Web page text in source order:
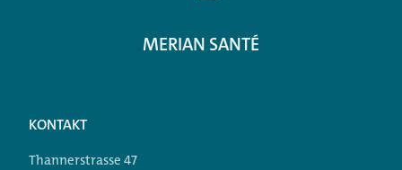
MERIAN SANTÉ
KONTAKT
Thannerstrasse 47